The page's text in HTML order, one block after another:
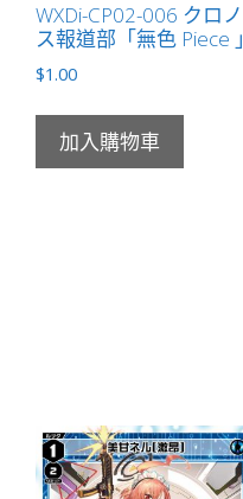
身
ヒ
ナ
奈）
LV1
WXDi-CP02-006 クロノ
ス報道部「無色 Piece 」
$1.00
加入購物車